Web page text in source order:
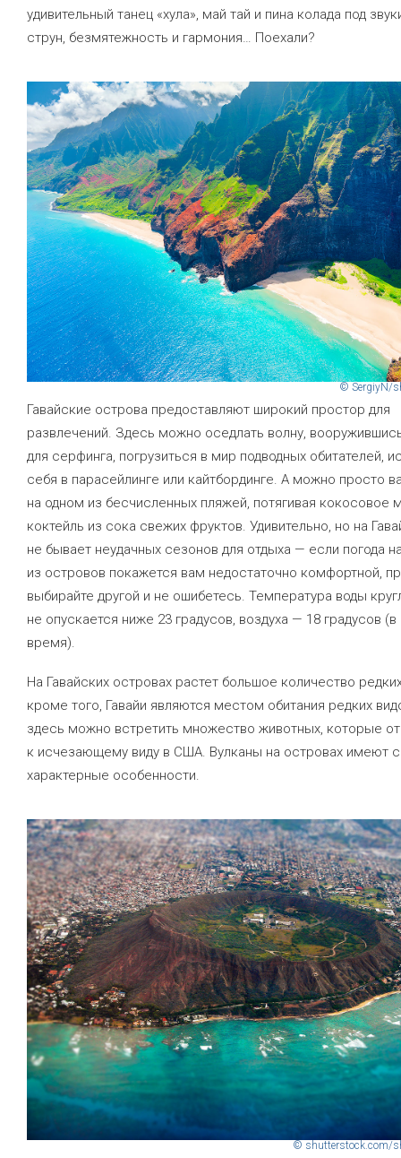
удивительный танец «хула», май тай и пина колада под
струн, безмятежность и гармония… Поехали?
© SergiyN/
Гавайские острова предоставляют широкий простор для
развлечений. Здесь можно оседлать волну,
для серфинга, погрузиться в мир подводных обитателей,
себя в парасейлинге или кайтбординге. А можно просто
на одном из бесчисленных пляжей, потягивая кокосовое
коктейль из сока свежих фруктов. Удивительно, но на
не бывает неудачных сезонов для отдыха — если погода
из островов покажется вам недостаточно комфортной,
выбирайте другой и не ошибетесь. Температура воды
не опускается ниже 23 градусов, воздуха — 18 градусов
время).
На Гавайских островах растет большое количество
кроме того, Гавайи являются местом обитания редких
здесь можно встретить множество животных, которые
к исчезающему виду в США. Вулканы на островах имеют
характерные особенности.
© shutterstock.com/